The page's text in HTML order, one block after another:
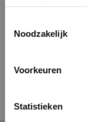
Noodzakelijk
Voorkeuren
Statistieken